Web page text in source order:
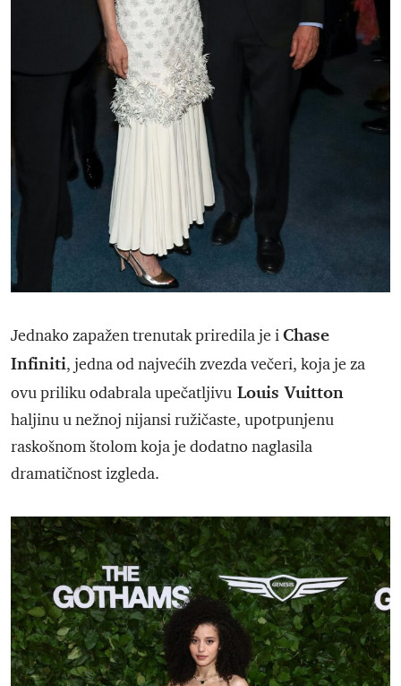
Jednako zapažen trenutak priredila je iChase
Infiniti, jedna od najvećih zvezda večeri, koja je za
ovu priliku odabrala upečatljivu Louis Vuitton
haljinu u nežnoj nijansi ružičaste, upotpunjenu
raskošnom štolom koja je dodatno naglasila
dramatičnost izgleda.